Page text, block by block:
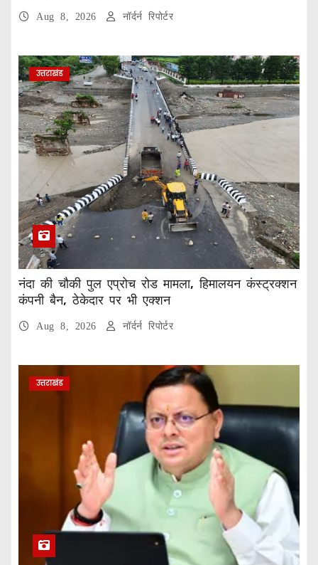
Aug 8, 2026 नॉर्दर्न रिपोर्टर
उत्तराखंड
नंदा की चौकी पुल एप्रोच रोड मामला, हिमालयन कंस्ट्रक्शन
कंपनी बैन, ठेकेदार पर भी एक्शन
Aug 8, 2026 नॉर्दर्न रिपोर्टर
उत्तराखंड